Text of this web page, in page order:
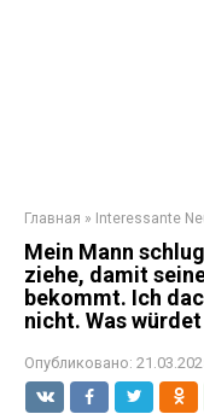
Главная » Interessante
Mein Mann
ziehe, damit
bekommt. Ich
nicht. Was
Опубликовано: